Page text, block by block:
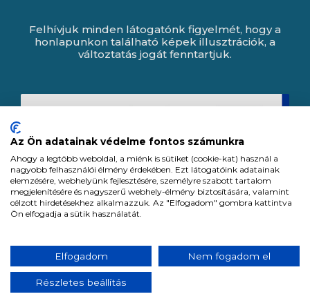
Felhívjuk minden látogatónk figyelmét, hogy a
honlapunkon található képek illusztrációk, a
változtatás jogát fenntartjuk.
Minden jog fenntartva. All rights reserved.
Tervezte és készítette:
Vision-Software, az Octopus 8 ERP forgalmazója.
Az Ön adatainak védelme fontos számunkra
Ahogy a legtöbb weboldal, a miénk is sütiket (cookie-kat) használ a
nagyobb felhasználói élmény érdekében. Ezt látogatóink adatainak
elemzésére, webhelyünk fejlesztésére, személyre szabott tartalom
megjelenítésére és nagyszerű webhely-élmény biztosítására, valamint
célzott hirdetésekhez alkalmazzuk. Az "Elfogadom" gombra kattintva
Ön elfogadja a sütik használatát.
Elfogadom Nem fogadom el
Részletes beállítás